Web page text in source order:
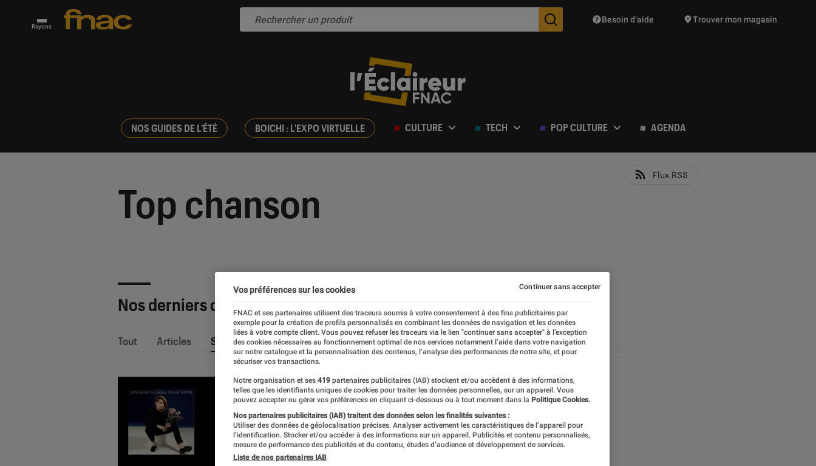
Rayons Des suggestions de produits vont vous être proposées
Besoin d’aide Trouver mon magasin
NOS GUIDES DE L'ÉTÉ BOICHI : L'EXPO VIRTUELLE CULTURE TECH POP CULTURE AGENDA
Top chanson
Flux RSS
Nos derniers contenus
Tout Articles Sélections et guides
Vos préférences sur les cookies
FNAC et ses partenaires utilisent des traceurs soumis à votre consentement à des fins publicitaires par
exemple pour la création de profils personnalisés en combinant les données de navigation et les données
liées à votre compte client. Vous pouvez refuser les traceurs via le lien "continuer sans accepter" à l’exception
des cookies nécessaires au fonctionnement optimal de nos services notamment l’aide dans votre navigation
sur notre catalogue et la personnalisation des contenus, l’analyse des performances de notre site, et pour
sécuriser vos transactions.
Notre organisation et ses 419 partenaires publicitaires (IAB) stockent et/ou accèdent à des informations,
telles que les identifiants uniques de cookies pour traiter les données personnelles, sur un appareil. Vous
pouvez accepter ou gérer vos préférences en cliquant ci-dessous ou à tout moment dans la Politique Cookies.
Nos partenaires publicitaires (IAB) traitent des données selon les finalités suivantes :
Utiliser des données de géolocalisation précises. Analyser activement les caractéristiques de l’appareil pour
l’identification. Stocker et/ou accéder à des informations sur un appareil. Publicités et contenu personnalisés,
mesure de performance des publicités et du contenu, études d’audience et développement de services.
Liste de nos partenaires IAB
Continuer sans accepter